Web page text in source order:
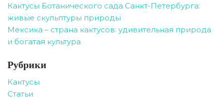
Кактусы Ботанического сада Санкт-Петербурга:
живые скульптуры природы
Мексика – страна кактусов: удивительная природа
и богатая культура
Рубрики
Кактусы
Статьи